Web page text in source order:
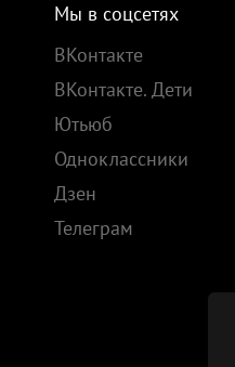
Мы в соцсетях
ВКонтакте
ВКонтакте. Дети
Ютьюб
Одноклассники
Дзен
Телеграм